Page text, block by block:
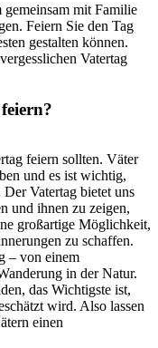
gemeinsam mit Familie
Feiern Sie den Tag
gestalten können.
Vatertag
feiern sollten. Väter
und es ist wichtig,
Vatertag bietet uns
und ihnen zu zeigen,
großartige Möglichkeit,
zu schaffen.
– von einem
in der Natur.
das Wichtigste ist,
wird. Also lassen
einen